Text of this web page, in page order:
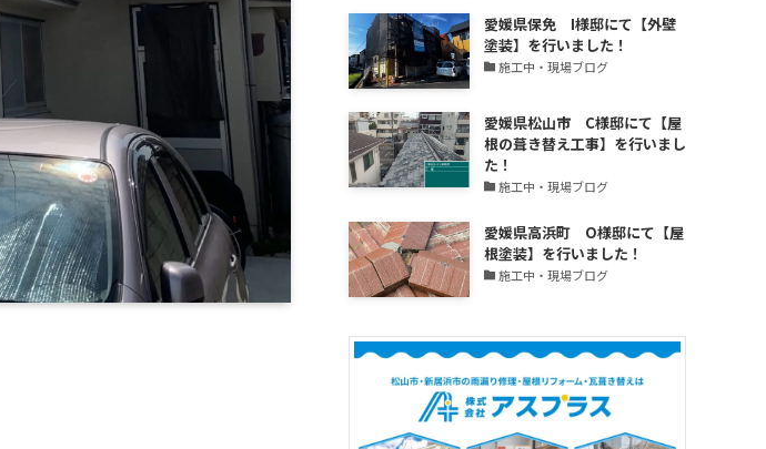
中！
愛媛県保免 I様邸にて【外壁
塗装】を行いました！
施工中・現場ブログ
愛媛県松山市 C様邸にて【屋
根の葺き替え工事】を行いまし
た！
施工中・現場ブログ
愛媛県高浜町 O様邸にて【屋
根塗装】を行いました！
施工中・現場ブログ